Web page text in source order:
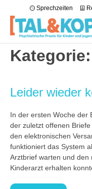
Sprechzeiten
Kategorie:
Leider wieder
In der ersten Woche der
der zuletzt offenen
den elektronischen
funktioniert das System
Arztbrief warten und den
Kinderarzt erhalten